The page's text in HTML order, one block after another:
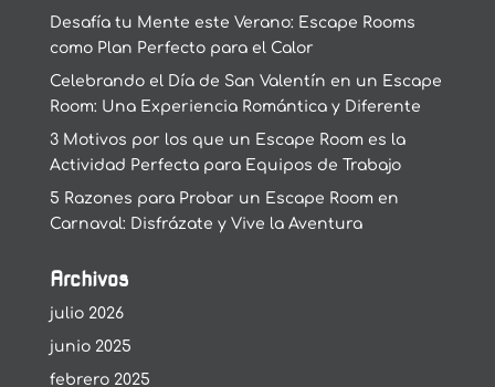
Desafía tu Mente este Verano: Escape Rooms
como Plan Perfecto para el Calor
Celebrando el Día de San Valentín en un Escape
Room: Una Experiencia Romántica y Diferente
3 Motivos por los que un Escape Room es la
Actividad Perfecta para Equipos de Trabajo
5 Razones para Probar un Escape Room en
Carnaval: Disfrázate y Vive la Aventura
Archivos
julio 2026
junio 2025
febrero 2025